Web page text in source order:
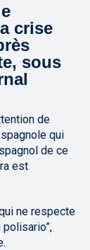
crise
sous
de
qui
de ce
est
ne respecte